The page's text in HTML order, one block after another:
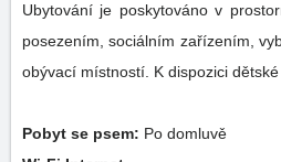
Ubytování je poskytováno v
posezením, sociálním zařízením,
obývací místností. K dispozici
Pobyt se psem: Po domluvě